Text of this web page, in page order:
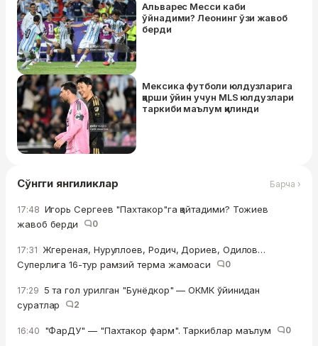
Альварес Месси каби
ўйнадими? Леонинг ўзи жавоб
берди
Мексика футболи юлдузларига
қарши ўйин учун MLS юлдузлари
таркиби маълум қилинди
Сўнгги янгиликлар Барча ›
17:48 Игорь Сергеев "Пахтакор"га қайтадими? Тожиев
жавоб берди
0
17:31 Жгереная, Нуруллоев, Родич, Дориев, Одилов…
Суперлига 16-тур рамзий терма жамоаси
0
17:29 5 та гол урилган "Бунёдкор" — ОКМК ўйинидан
суратлар
2
16:40 "ФарДУ" — "Пахтакор фарм". Таркиблар маълум 0